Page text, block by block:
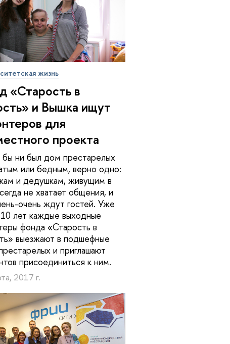
жизнь
«Старость в
и Вышка ищут
для
проекта
ни был дом престарелых
или бедным, верно одно:
и дедушкам, живущим в
не хватает общения, и
очень ждут гостей. Уже
лет каждые выходные
фонда «Старость в
выезжают в подшефные
и приглашают
присоединиться к ним.
2017 г.